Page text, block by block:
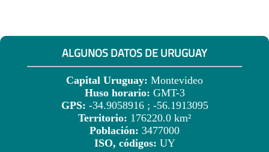
ALGUNOS DATOS DE URUGUAY
Capital Uruguay: Montevideo
Huso horario: GMT-3
GPS: -34.9058916 ; -56.1913095
Territorio: 176220.0 km²
Población: 3477000
ISO, códigos: UY